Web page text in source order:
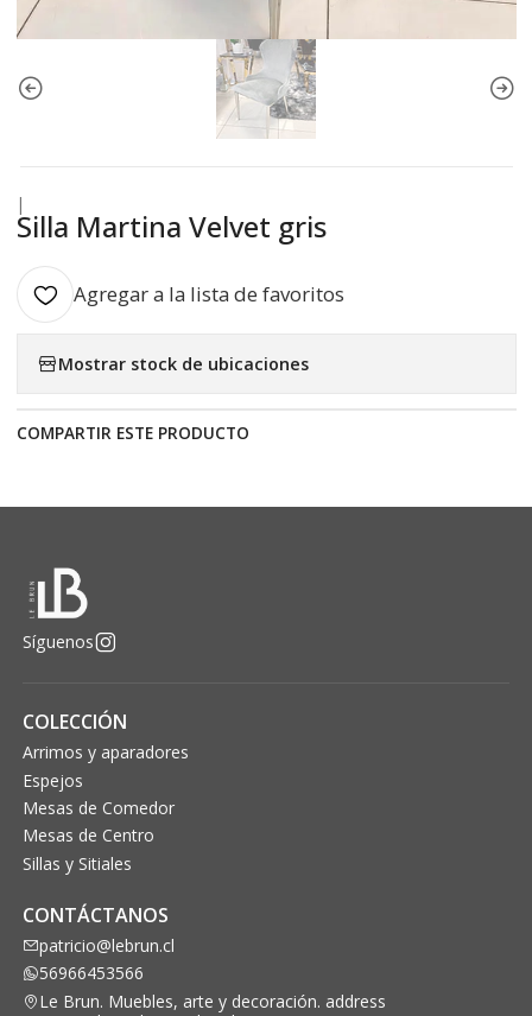
|
Silla Martina Velvet gris
Agregar a la lista de favoritos
Mostrar stock de ubicaciones
COMPARTIR ESTE PRODUCTO
Síguenos
COLECCIÓN
Arrimos y aparadores
Espejos
Mesas de Comedor
Mesas de Centro
Sillas y Sitiales
CONTÁCTANOS
patricio@lebrun.cl
56966453566
Le Brun. Muebles, arte y decoración. address